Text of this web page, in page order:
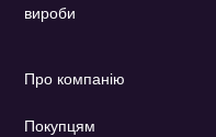
вироби
Про компанію
Покупцям